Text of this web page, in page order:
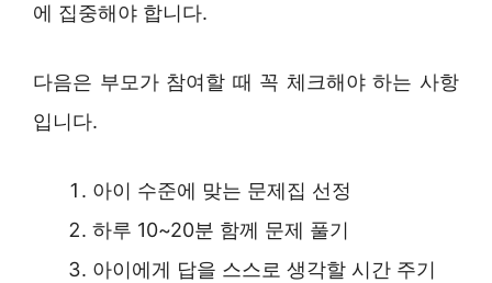
에 집중해야 합니다.
다음은 부모가 참여할 때 꼭 체크해야 하는 사항
입니다.
아이 수준에 맞는 문제집 선정
하루 10~20분 함께 문제 풀기
아이에게 답을 스스로 생각할 시간 주기